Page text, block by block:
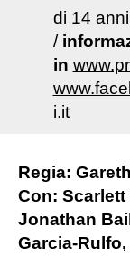
di 14
/
in
i.it
Regia:
Con:
Jonathan
Garcia-